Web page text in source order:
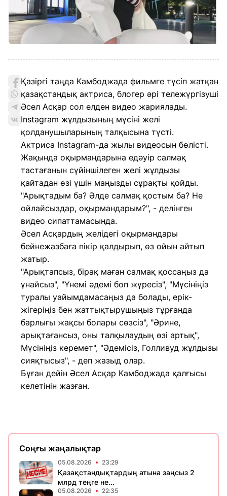
Қазіргі таңда Камбоджада фильмге түсіп жатқан
қазақстандық актриса, блогер әрі тележүргізуші
Әсел Асқар сол елден видео жариялады.
Instagram жұлдызының мүсіні желі
қолданушыларының талқысына түсті.
Актриса Instagram-да жылы видеосын бөлісті.
Жақында оқырмандарына едәуір салмақ
тастағанын сүйіншілеген желі жұлдызы
қайтадан өзі үшін маңызды сұрақты қойды.
"Арықтадым ба? Әлде салмақ қостым ба? Не
ойлайсыздар, оқырмандарым?", - делінген
видео сипаттамасында.
Әсел Асқардың желідегі оқырмандары
бейнежазбаға пікір қалдырып, өз ойын айтып
жатыр.
"Арықтапсыз, бірақ маған салмақ қоссаңыз да
ұнайсыз", "Үнемі әдемі боп жүресіз", "Мүсініңіз
туралы уайымдамасаңыз да болады, ерік-
жігеріңіз бен жаттықтырушыңыз тұрғанда
барлығы жақсы болары сөзсіз", "Әрине,
арықтағансыз, оны талқылаудың өзі артық",
Мүсініңіз керемет", "Әдемісіз, Голливуд жұлдызы
сияқтысыз", - деп жазыд олар.
Бұған дейін Әсел Асқар Камбоджада қалғысы
келетінін жазған.
Соңғы жаңалықтар
05.08.2026 23:29
Қазақстандықтардың атына заңсыз 2
млрд теңге не...
05.08.2026 22:35